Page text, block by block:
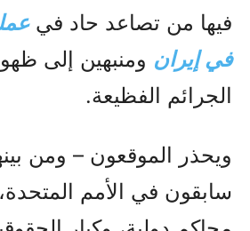
فيها من تصاعد حاد في
في إيران ومنبهين إلى
الجرائم الفظيعة.
ويحذر الموقعون – ومن
سابقون في الأمم